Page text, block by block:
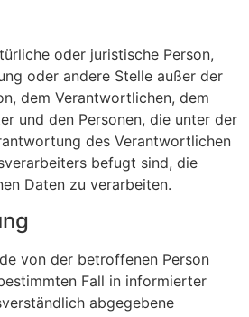
oder juristische Person,
oder andere Stelle außer der
dem Verantwortlichen, dem
und den Personen, die unter der
des Verantwortlichen
befugt sind, die
Daten zu verarbeiten.
von der betroffenen Person
Fall in informierter
abgegebene